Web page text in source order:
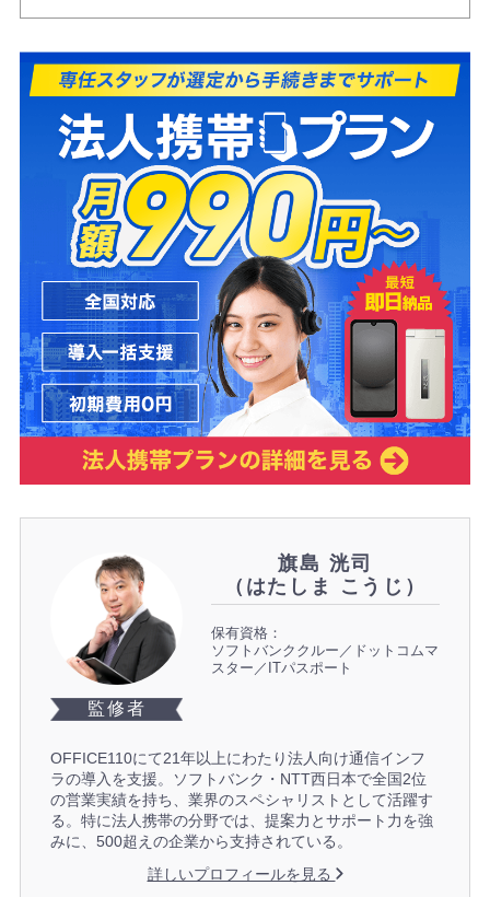
監修者
旗島 洸司
（はたしま こうじ）
保有資格：
ソフトバンククルー／ドットコムマ
スター／ITパスポート
OFFICE110にて21年以上にわたり法人向け通信インフ
ラの導入を支援。ソフトバンク・NTT西日本で全国2位
の営業実績を持ち、業界のスペシャリストとして活躍す
る。特に法人携帯の分野では、提案力とサポート力を強
みに、500超えの企業から支持されている。
詳しいプロフィールを見る